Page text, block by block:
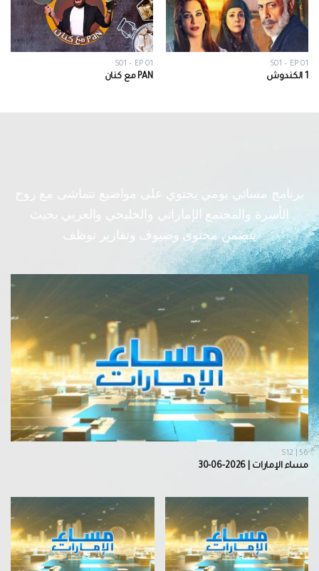
S01 – EP 01
1 الكندوش
S01 – EP 01
PAN مع كنان
برنامج مسائي يومي يحتوي على مواضيع تتماشى مع روح
الأسرة والمجتمع الإماراتي والخليجي والعربي بحيث
يتضمن محتوى وضيوف وتقارير توظف
S12 | 56
مساء الإمارات | 2026-06-30